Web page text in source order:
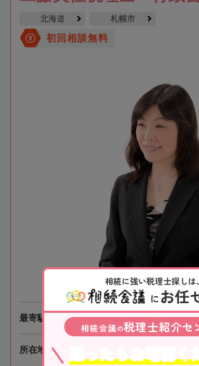
北海道 札幌市
初回相談無料
最寄駅 札幌市営地下鉄「白石駅」徒
所在地 〒003-0002 北海道札幌市白石
相続に強い税理士探しは、
にお任
相続会議の税理士紹介セ